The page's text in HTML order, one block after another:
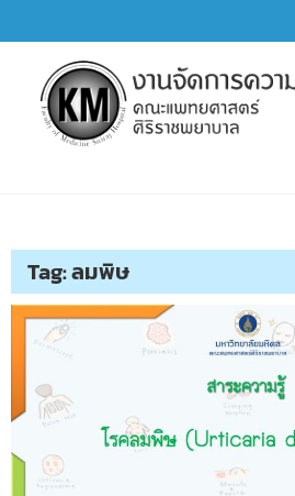
to
content
Tag:ลมพิษ